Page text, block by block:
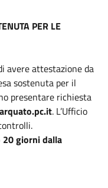
PER LE
avere attestazione da
sostenuta per il
presentare richiesta
. L’Ufficio
20 giorni dalla